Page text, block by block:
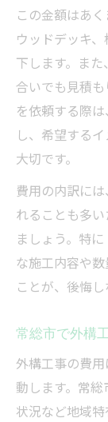
茨城県常
外構
常
意点
外構
外構
ツ
追加費
外構
外構
外構
外構
外構
この金額はあ
ウッドデッキ
下します。ま
合いでも見積
を依頼する際
し、希望する
大切です。
費用の内訳に
れることも多
ましょう。特
な施工内容や
ことが、後悔
常総市で外構
外構工事の費
動します。常
状況など地域